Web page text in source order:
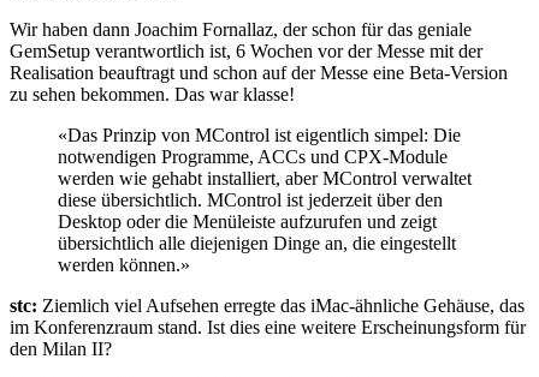
Wir haben dann Joachim Fornallaz, der schon für das geniale
GemSetup verantwortlich ist, 6 Wochen vor der Messe mit der
Realisation beauftragt und schon auf der Messe eine Beta-Version
zu sehen bekommen. Das war klasse!
«Das Prinzip von MControl ist eigentlich simpel: Die
notwendigen Programme, ACCs und CPX-Module
werden wie gehabt installiert, aber MControl verwaltet
diese übersichtlich. MControl ist jederzeit über den
Desktop oder die Menüleiste aufzurufen und zeigt
übersichtlich alle diejenigen Dinge an, die eingestellt
werden können.»
stc: Ziemlich viel Aufsehen erregte das iMac-ähnliche Gehäuse, das
im Konferenzraum stand. Ist dies eine weitere Erscheinungsform für
den Milan II?